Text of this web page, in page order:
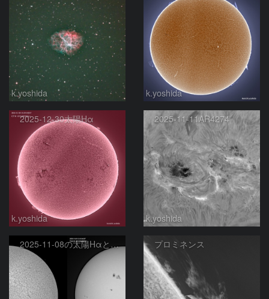
k.yoshida k.yoshida
2025-12-30太陽Hα
k.yoshida
2025-11-11AR4274
k.yoshida
2025-11-08の太陽Hαと白色光 プロミネンス